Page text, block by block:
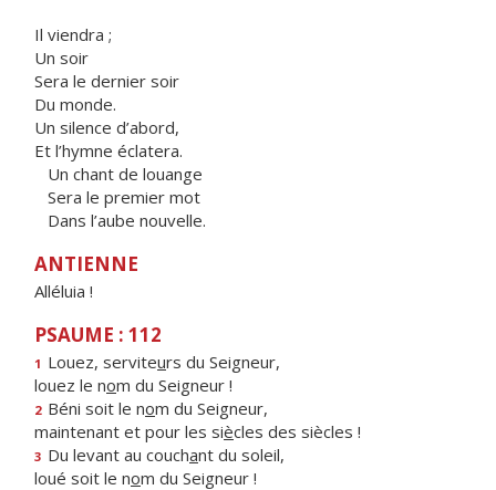
Il viendra ;
Un soir
Sera le dernier soir
Du monde.
Un silence d’abord,
Et l’hymne éclatera.
Un chant de louange
Sera le premier mot
Dans l’aube nouvelle.
ANTIENNE
Alléluia !
PSAUME : 112
1 Louez, serviteurs du Seigneur,
louez le nom du Seigneur !
2 Béni soit le nom du Seigneur,
maintenant et pour les siècles des siècles !
3 Du levant au couchant du soleil,
loué soit le nom du Seigneur !